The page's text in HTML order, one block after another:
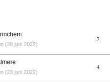
(28 juni 2022)
2
(23 juni 2022)
4